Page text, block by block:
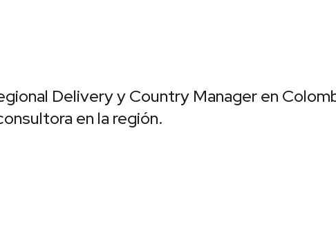
Delivery y Country Manager en
en la región.